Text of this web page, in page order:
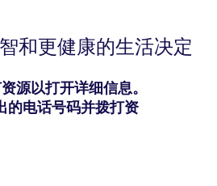
和更健康的生活决定
源以打开详细信息。
的电话号码并拨打资